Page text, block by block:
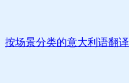
按场景分类的意大利语翻译